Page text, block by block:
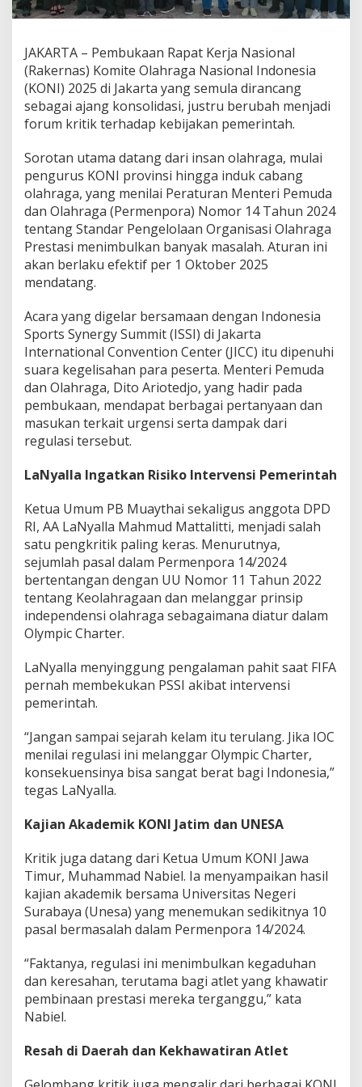
P
g
g
u
n
g
K
i
t
i
k
P
e
r
m
e
o
r
1
4
2
0
2
M
n
p
o
r
a
D
i
t
o
a
k
K
I
P
u
s
B
n
t
u
k
T
i
K
h
u
s
JAKARTA – Pembukaan Rapat Kerja Nasional
(Rakernas) Komite Olahraga Nasional Indonesia
(KONI) 2025 di Jakarta yang semula dirancang
sebagai ajang konsolidasi, justru berubah menjadi
forum kritik terhadap kebijakan pemerintah.
Sorotan utama datang dari insan olahraga, mulai
pengurus KONI provinsi hingga induk cabang
olahraga, yang menilai Peraturan Menteri Pemuda
dan Olahraga (Permenpora) Nomor 14 Tahun 2024
tentang Standar Pengelolaan Organisasi Olahraga
Prestasi menimbulkan banyak masalah. Aturan ini
akan berlaku efektif per 1 Oktober 2025
mendatang.
Acara yang digelar bersamaan dengan Indonesia
Sports Synergy Summit (ISSI) di Jakarta
International Convention Center (JICC) itu dipenuhi
suara kegelisahan para peserta. Menteri Pemuda
dan Olahraga, Dito Ariotedjo, yang hadir pada
pembukaan, mendapat berbagai pertanyaan dan
masukan terkait urgensi serta dampak dari
regulasi tersebut.
LaNyalla Ingatkan Risiko Intervensi Pemerintah
Ketua Umum PB Muaythai sekaligus anggota DPD
RI, AA LaNyalla Mahmud Mattalitti, menjadi salah
satu pengkritik paling keras. Menurutnya,
sejumlah pasal dalam Permenpora 14/2024
bertentangan dengan UU Nomor 11 Tahun 2022
tentang Keolahragaan dan melanggar prinsip
independensi olahraga sebagaimana diatur dalam
Olympic Charter.
LaNyalla menyinggung pengalaman pahit saat FIFA
pernah membekukan PSSI akibat intervensi
pemerintah.
“Jangan sampai sejarah kelam itu terulang. Jika IOC
menilai regulasi ini melanggar Olympic Charter,
konsekuensinya bisa sangat berat bagi Indonesia,”
tegas LaNyalla.
Kajian Akademik KONI Jatim dan UNESA
Kritik juga datang dari Ketua Umum KONI Jawa
Timur, Muhammad Nabiel. Ia menyampaikan hasil
kajian akademik bersama Universitas Negeri
Surabaya (Unesa) yang menemukan sedikitnya 10
pasal bermasalah dalam Permenpora 14/2024.
“Faktanya, regulasi ini menimbulkan kegaduhan
dan keresahan, terutama bagi atlet yang khawatir
pembinaan prestasi mereka terganggu,” kata
Nabiel.
Resah di Daerah dan Kekhawatiran Atlet